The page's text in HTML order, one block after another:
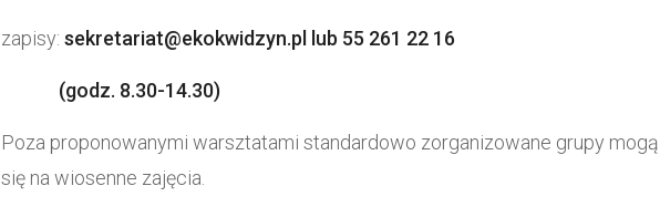
zapisy: sekretariat@ekokwidzyn.pl lub 55 261 22 16
(godz. 8.30-14.30)
Poza proponowanymi warsztatami standardowo zorganizowane grupy
się na wiosenne zajęcia.